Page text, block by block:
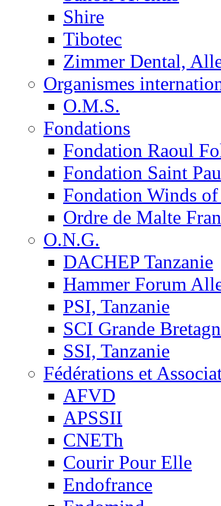
Shire
Tibotec
Zimmer Dental,
Organismes
O.M.S.
Fondations
Fondation Raoul
Fondation Saint
Fondation Winds
Ordre de Malte
O.N.G.
DACHEP Tanzanie
Hammer Forum
PSI, Tanzanie
SCI Grande
SSI, Tanzanie
Fédérations et
AFVD
APSSII
CNETh
Courir Pour Elle
Endofrance